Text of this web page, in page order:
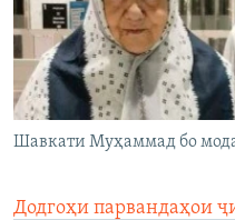
Шавкати Муҳаммад бо
Додгоҳи парвандаҳои